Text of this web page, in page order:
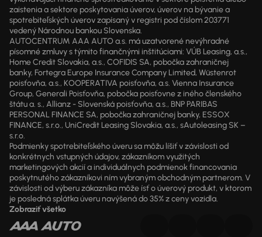
zaistenia a sektore poskytovania úverov, úverov na bývanie a
spotrebiteľských úverov zapísaný v registri pod číslom 203771
vedený Národnou bankou Slovenska.
AUTOCENTRUM AAA AUTO a.s. má uzatvorené nevýhradné
písomné zmluvy s týmito finančnými inštitúciami: VÚB Leasing, a.s.,
Home Credit Slovakia, a.s., COFIDIS SA, pobočka zahraničnej
banky, Fortegra Europe Insurance Company Limited, Wüstenrot
poisťovňa, a.s., KOOPERATIVA poisťovňa, a.s. Vienna Insurance
Group, Generali Poisťovňa, pobočka poisťovne z iného členského
štátu a. s., Allianz - Slovenská poisťovňa, a.s., BNP PARIBAS
PERSONAL FINANCE SA, pobočka zahraničnej banky, ESSOX
FINANCE, s.r.o., UniCredit Leasing Slovakia, a.s., sAutoleasing SK –
s.r.o.
Podmienky spotrebiteľského úveru sa môžu líšiť v závislosti od
konkrétnych vstupných údajov, zákazníkom využitých
marketingových akcií a individuálnych podmienok financovania
poskytnutého zákazníkovi ním vybraným obchodným partnerom. V
závislosti od výberu zákazníka môže ísť o úverový produkt, v ktorom
je posledná splátka úveru navýšená do 35% z ceny vozidla.
Zobraziť všetko